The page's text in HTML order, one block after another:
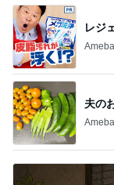
レジ
夫の